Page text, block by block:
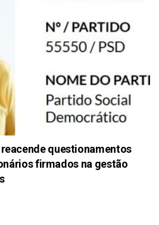
questionamentos
firmados na gestão